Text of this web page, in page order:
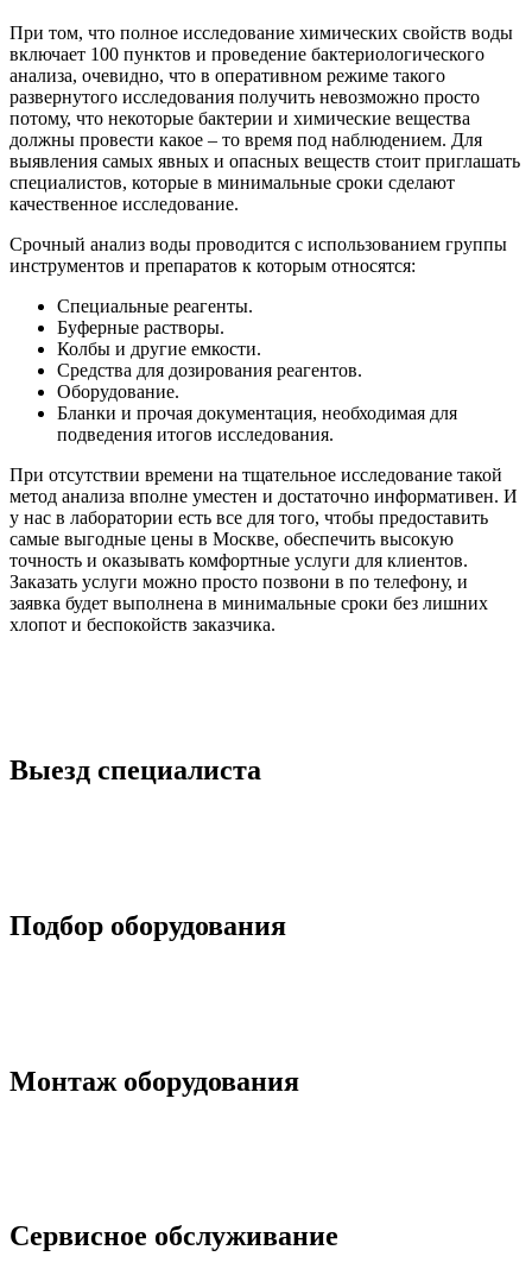
При том, что полное исследование химических свойств воды
включает 100 пунктов и проведение бактериологического
анализа, очевидно, что в оперативном режиме такого
развернутого исследования получить невозможно просто
потому, что некоторые бактерии и химические вещества
должны провести какое – то время под наблюдением. Для
выявления самых явных и опасных веществ стоит приглашать
специалистов, которые в минимальные сроки сделают
качественное исследование.
Срочный анализ воды проводится с использованием группы
инструментов и препаратов к которым относятся:
Специальные реагенты.
Буферные растворы.
Колбы и другие емкости.
Средства для дозирования реагентов.
Оборудование.
Бланки и прочая документация, необходимая для
подведения итогов исследования.
При отсутствии времени на тщательное исследование такой
метод анализа вполне уместен и достаточно информативен. И
у нас в лаборатории есть все для того, чтобы предоставить
самые выгодные цены в Москве, обеспечить высокую
точность и оказывать комфортные услуги для клиентов.
Заказать услуги можно просто позвони в по телефону, и
заявка будет выполнена в минимальные сроки без лишних
хлопот и беспокойств заказчика.
Выезд специалиста
Подбор оборудования
Монтаж оборудования
Сервисное обслуживание